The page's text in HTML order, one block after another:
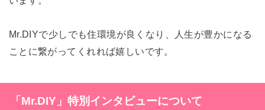
Mr.DIYで少しでも住環境が良くなり、人生が豊かになる
ことに繋がってくれれば嬉しいです。
「Mr.DIY」特別インタビューについて